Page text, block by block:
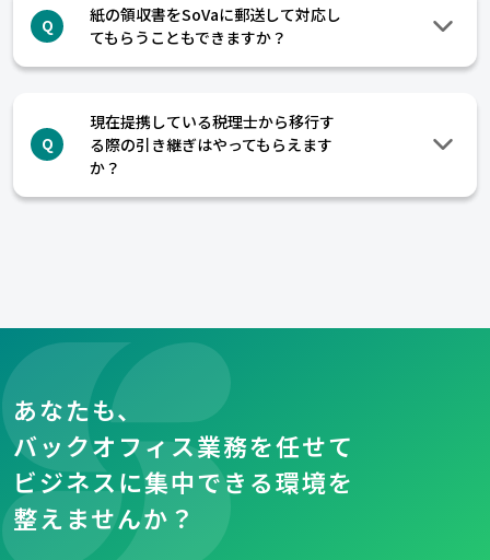
Q
紙の領収書をSoVaに郵送して対応し
てもらうこともできますか？
Q
現在提携している税理士から移行す
る際の引き継ぎはやってもらえます
か？
あなたも、
バックオフィス業務を任せて
ビジネスに集中できる環境を
整えませんか？